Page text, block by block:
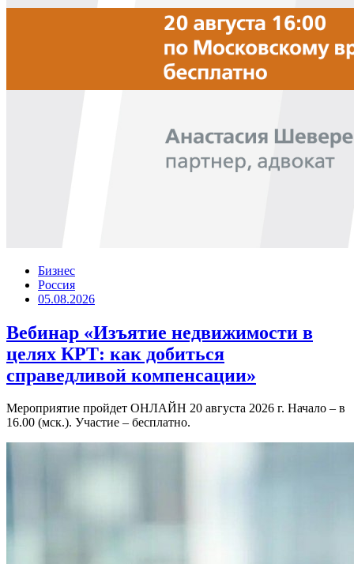
Бизнес
Россия
05.08.2026
Вебинар «Изъятие недвижимости в
целях КРТ: как добиться
справедливой компенсации»
Мероприятие пройдет ОНЛАЙН 20 августа 2026 г. Начало – в
16.00 (мск.). Участие – бесплатно.